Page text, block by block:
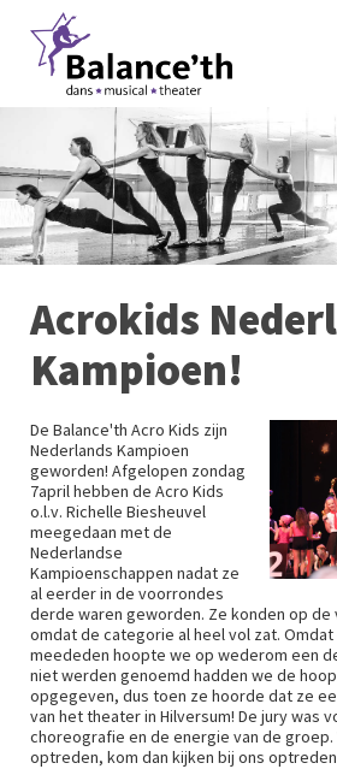
Acrokids
Kampioen!
De Balance'th Acro Kids zijn
Nederlands Kampioen
geworden! Afgelopen zondag
7april hebben de Acro Kids
o.l.v. Richelle Biesheuvel
meegedaan met de
Nederlandse
Kampioenschappen nadat ze
al eerder in de voorrondes
derde waren geworden. Ze konden op
omdat de categorie al heel vol zat.
meededen hoopte we op wederom een
niet werden genoemd hadden we de
opgegeven, dus toen ze hoorde dat ze
van het theater in Hilversum! De jury was
choreografie en de energie van de
optreden, kom dan kijken bij ons